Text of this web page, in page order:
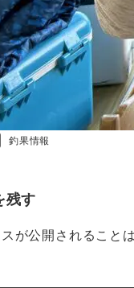
釣果情報
残す
が公開されること